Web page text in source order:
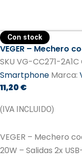
Con stock
VEGER – Mechero
SKU VG-CC271-2A1C
Smartphone Marca:
11,20€
(IVA INCLUIDO)
VEGER – Mechero
20W – Salidas 2x